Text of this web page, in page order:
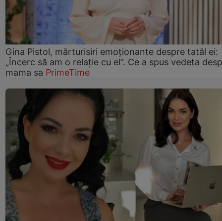
Gina Pistol, mărturisiri emoționante despre tatăl ei:
„Încerc să am o relație cu el”. Ce a spus vedeta
mama sa PrimeTime